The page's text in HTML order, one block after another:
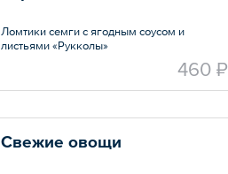
Ломтики семги с ягодным соусом и
листьями «Рукколы»
460 ₽
Свежие овощи